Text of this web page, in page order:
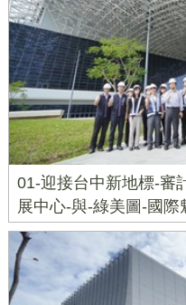
01-迎接台中新地標-審
展中心-與-綠美圖-國際